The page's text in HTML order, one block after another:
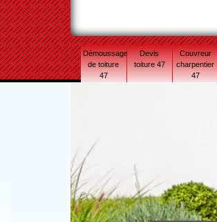
Démoussage
de toiture
47
Devis
toiture 47
Couvreur
charpentier
47